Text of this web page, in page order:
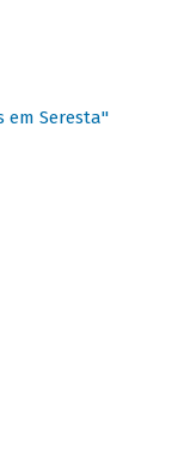
em Seresta"